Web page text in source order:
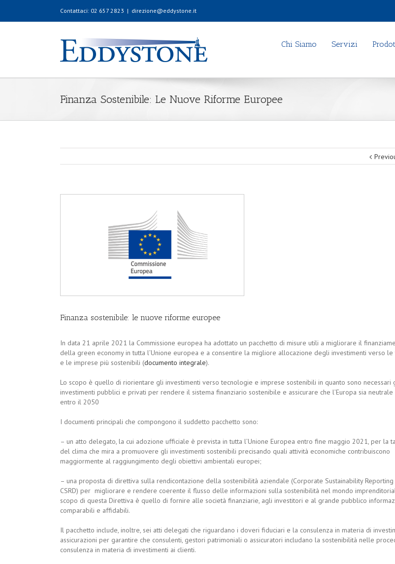
Contattaci: 02 657 2823 | direzione@eddystone.it
Chi Siamo Servizi
Finanza Sostenibile: Le Nuove Riforme Europee
Finanza sostenibile: le nuove riforme europee
In data 21 aprile 2021 la Commissione europea ha adottato un pacchetto di misure utili a migliorare il
della green economy in tutta l’Unione europea e a consentire la migliore allocazione degli investimenti verso
e le imprese più sostenibili (documento integrale).
Lo scopo è quello di riorientare gli investimenti verso tecnologie e imprese sostenibili in quanto sono necessari
investimenti pubblici e privati per rendere il sistema finanziario sostenibile e assicurare che l’Europa sia
entro il 2050
I documenti principali che compongono il suddetto pacchetto sono:
– un atto delegato, la cui adozione ufficiale è prevista in tutta l’Unione Europea entro fine maggio 2021, per la
del clima che mira a promuovere gli investimenti sostenibili precisando quali attività economiche contribuiscono
maggiormente al raggiungimento degli obiettivi ambientali europei;
– una proposta di direttiva sulla rendicontazione della sostenibilità aziendale (Corporate Sustainability
CSRD) per migliorare e rendere coerente il flusso delle informazioni sulla sostenibilità nel mondo
scopo di questa Direttiva è quello di fornire alle società finanziarie, agli investitori e al grande pubblico
comparabili e affidabili.
Il pacchetto include, inoltre, sei atti delegati che riguardano i doveri fiduciari e la consulenza in materia di
assicurazioni per garantire che consulenti, gestori patrimoniali o assicuratori includano la sostenibilità nelle
consulenza in materia di investimenti ai clienti.